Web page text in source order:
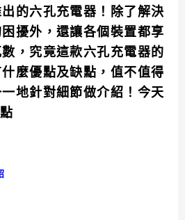
的六孔充電器！除了解決
擾外，還讓各個裝置都享
，究竟這款六孔充電器的
麼優點及缺點，值不值得
地針對細節做介紹！今天